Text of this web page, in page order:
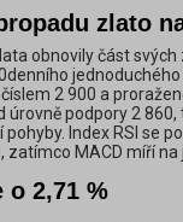
zlato
obnovily část
2 900 a
úrovně podpory 2
Index RSI se
zatímco MACD míří na
o 2,71 %